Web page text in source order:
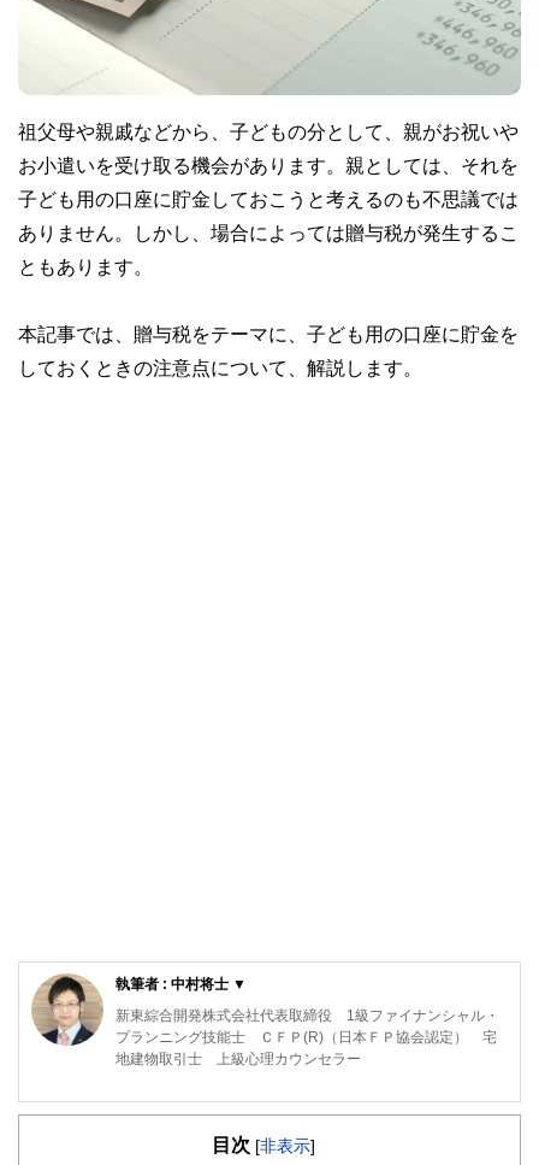
祖父母や親戚などから、子どもの分として、親がお祝いや
お小遣いを受け取る機会があります。親としては、それを
子ども用の口座に貯金しておこうと考えるのも不思議では
ありません。しかし、場合によっては贈与税が発生するこ
ともあります。
本記事では、贈与税をテーマに、子ども用の口座に貯金を
しておくときの注意点について、解説します。
執筆者 : 中村将士 ▼
新東綜合開発株式会社代表取締役 1級ファイナンシャル・
プランニング技能士 ＣＦＰ(R)（日本ＦＰ協会認定） 宅
地建物取引士 上級心理カウンセラー
私がＦＰ相談を行うとき、一番優先していることは「あなた
大事にしていることは「楽しいかどうか」です。
目次 [非表示]